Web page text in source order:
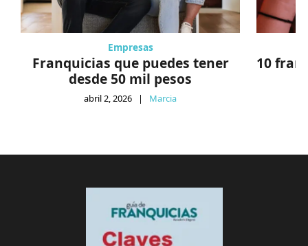
Empresas
Franquicias que puedes tener
desde 50 mil pesos
abril 2, 2026 | Marcia
10